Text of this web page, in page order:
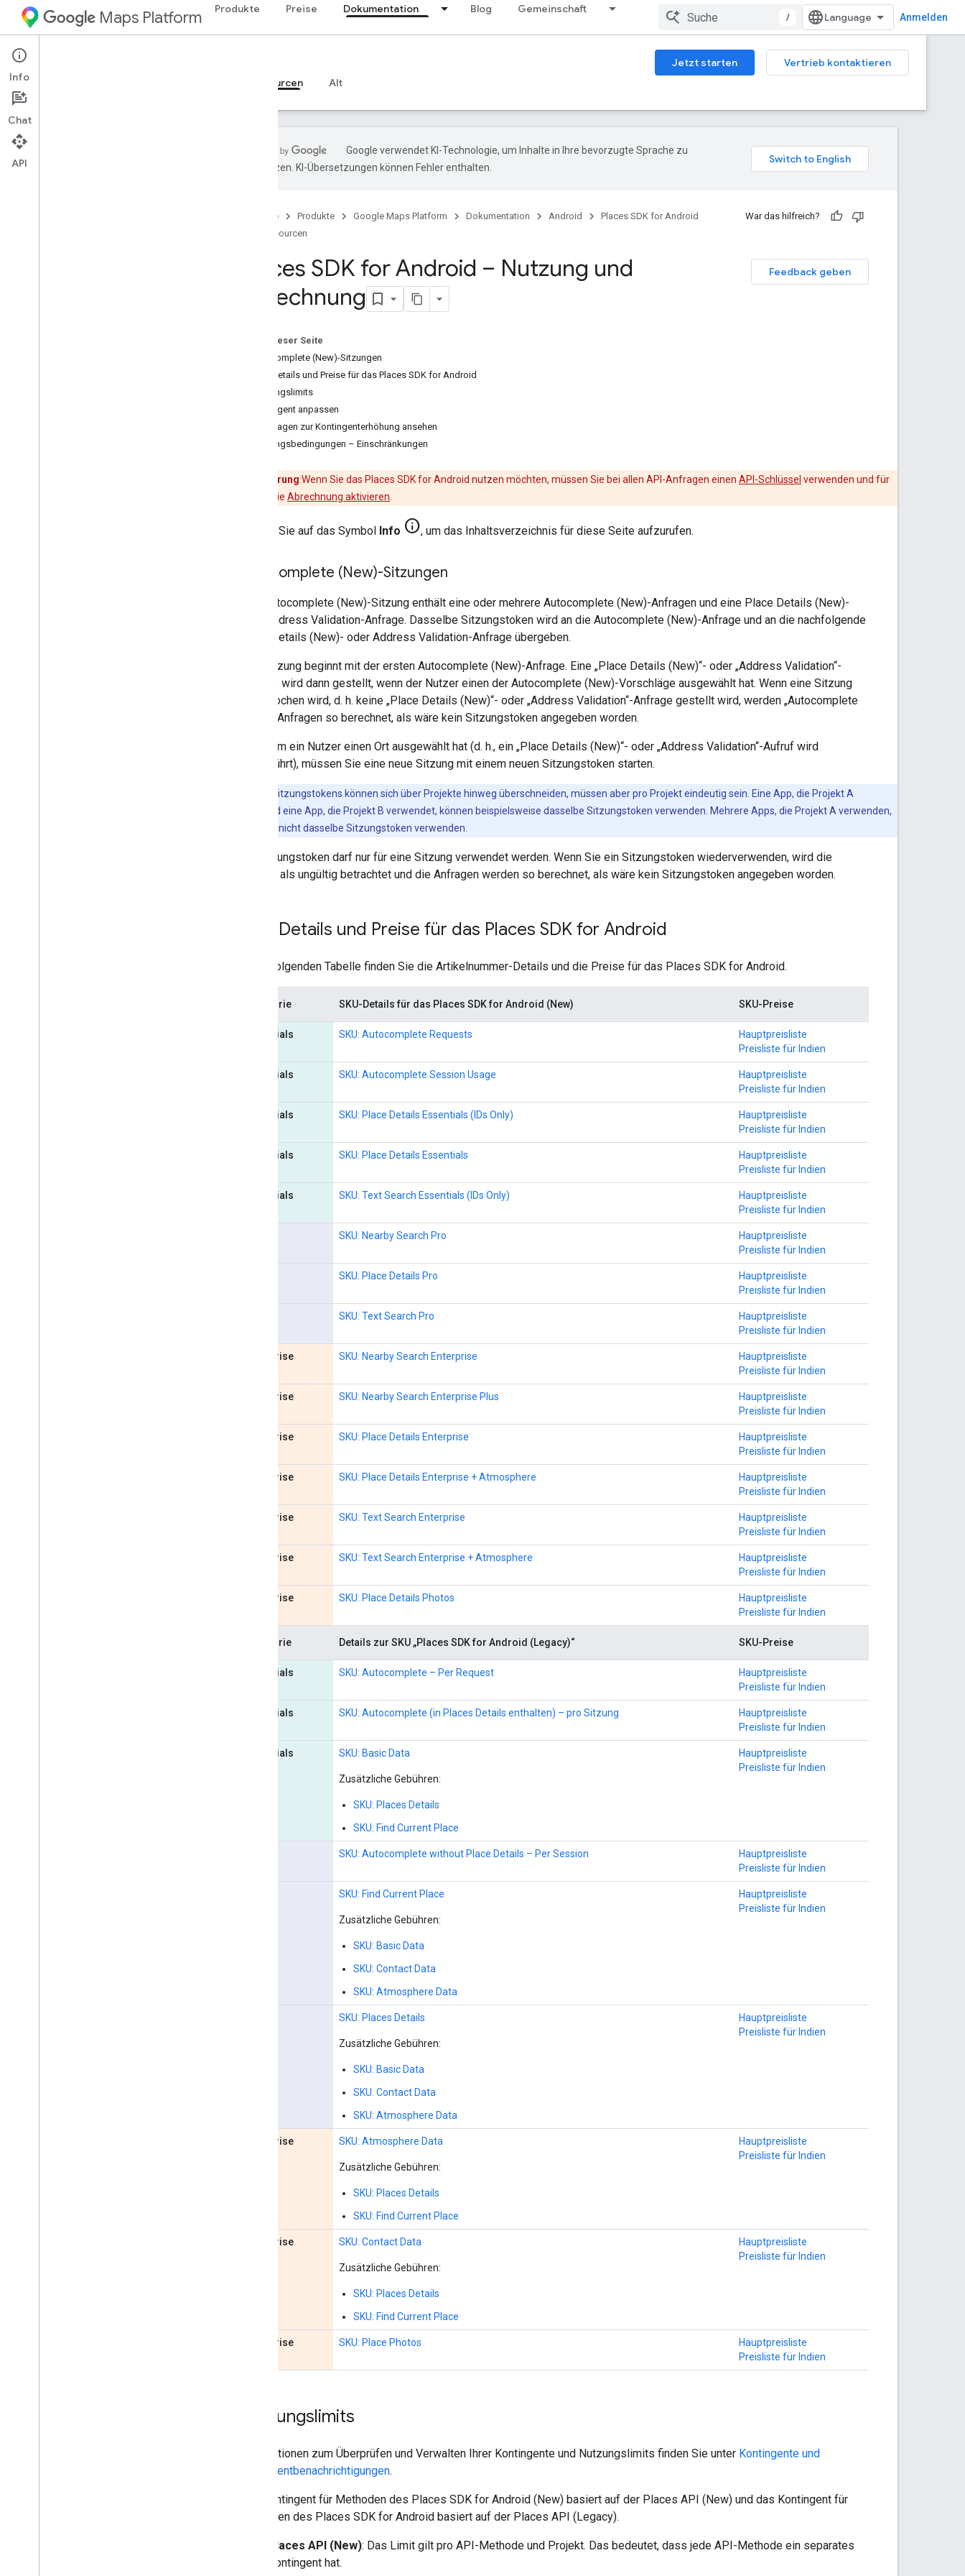
Maps Platform Produkte Preise Dokumentation Blog Gemeinschaft
/ Anmelden
Android Jetzt starten
Vertrieb kontaktieren
Leitfäden
Ressourcen Alt
Google verwendet KI-Technologie, um Inhalte in Ihre bevorzugte Sprache zu
übersetzen. KI-Übersetzungen können Fehler enthalten.
Startseite Produkte Google Maps Platform Dokumentation Android
Places SDK for Android
Ressourcen
War das hilfreich?
Feedback geben
Places SDK for Android – Nutzung und
Abrechnung
Auf dieser Seite
Autocomplete (New)-Sitzungen
SKU-Details und Preise für das Places SDK for Android
Nutzungslimits
Kontingent anpassen
Anfragen zur Kontingenterhöhung ansehen
Nutzungsbedingungen – Einschränkungen
Zur Erinnerung:Wenn Sie das Places SDK for Android nutzen möchten, müssen Sie bei allen API-Anfragen einen API-Schlüssel verwenden und für
jedes Projekt die Abrechnung aktivieren
Klicken Sie auf das Symbol Info Info, um das Inhaltsverzeichnis für diese Seite aufzurufen.
Autocomplete (New)-Sitzungen
Eine Autocomplete (New)-Sitzung enthält eine oder mehrere Autocomplete (New)-Anfragen und eine Place Details (New)-
oder Address Validation-Anfrage. Dasselbe Sitzungstoken wird an die Autocomplete (New)-Anfrage und an die nachfolgende
Place Details (New)- oder Address Validation-Anfrage übergeben.
Eine Sitzung beginnt mit der ersten Autocomplete (New)-Anfrage. Eine „Place Details (New)“- oder „Address Validation“-
Anfrage wird dann gestellt, wenn der Nutzer einen der Autocomplete (New)-Vorschläge ausgewählt hat. Wenn eine Sitzung
abgebrochen wird, d. h. keine „Place Details (New)“- oder „Address Validation“-Anfrage gestellt wird, werden „Autocomplete
(New)“-Anfragen so berechnet, als wäre kein Sitzungstoken angegeben worden.
Nachdem ein Nutzer einen Ort ausgewählt hat (d. h., ein „Place Details (New)“- oder „Address Validation“-Aufruf wird
ausgeführt), müssen Sie eine neue Sitzung mit einem neuen Sitzungstoken starten.
: Sitzungstokens können sich über Projekte hinweg überschneiden, müssen aber pro Projekt eindeutig sein. Eine App, die Projekt A
verwendet, und eine App, die Projekt B verwendet, können beispielsweise dasselbe Sitzungstoken verwenden. Mehrere Apps, die Projekt A verwenden,
können jedoch nicht dasselbe Sitzungstoken verwenden.
Ein Sitzungstoken darf nur für eine Sitzung verwendet werden. Wenn Sie ein Sitzungstoken wiederverwenden, wird die
Sitzung als ungültig betrachtet und die Anfragen werden so berechnet, als wäre kein Sitzungstoken angegeben worden.
SKU-Details und Preise für das Places SDK for Android
In der folgenden Tabelle finden Sie die Artikelnummer-Details und die Preise für das Places SDK for Android.
Kategorie SKU-Details für das Places SDK for Android (New) SKU-Preise
Essentials SKU: Autocomplete Requests
Hauptpreisliste
Preisliste für Indien
Essentials SKU: Autocomplete Session Usage
Hauptpreisliste
Preisliste für Indien
Essentials SKU: Place Details Essentials (IDs Only)
Hauptpreisliste
Preisliste für Indien
Essentials SKU: Place Details Essentials
Hauptpreisliste
Preisliste für Indien
Essentials SKU: Text Search Essentials (IDs Only)
Hauptpreisliste
Preisliste für Indien
SKU: Nearby Search Pro
Hauptpreisliste
Preisliste für Indien
SKU: Place Details Pro
Hauptpreisliste
Preisliste für Indien
SKU: Text Search Pro
Hauptpreisliste
Preisliste für Indien
Enterprise SKU: Nearby Search Enterprise
Hauptpreisliste
Preisliste für Indien
Enterprise SKU: Nearby Search Enterprise Plus
Hauptpreisliste
Preisliste für Indien
Enterprise SKU: Place Details Enterprise
Hauptpreisliste
Preisliste für Indien
Enterprise SKU: Place Details Enterprise + Atmosphere
Hauptpreisliste
Preisliste für Indien
Enterprise SKU: Text Search Enterprise
Hauptpreisliste
Preisliste für Indien
Enterprise SKU: Text Search Enterprise + Atmosphere
Hauptpreisliste
Preisliste für Indien
Enterprise SKU: Place Details Photos
Hauptpreisliste
Preisliste für Indien
Kategorie Details zur SKU „Places SDK for Android (Legacy)“ SKU-Preise
Essentials SKU: Autocomplete – Per Request
Hauptpreisliste
Preisliste für Indien
Essentials SKU: Autocomplete (in Places Details enthalten) – pro Sitzung
Hauptpreisliste
Preisliste für Indien
Essentials SKU: Basic Data
Zusätzliche Gebühren:
SKU: Places Details
SKU: Find Current Place
Hauptpreisliste
Preisliste für Indien
SKU: Autocomplete without Place Details – Per Session
Hauptpreisliste
Preisliste für Indien
SKU: Find Current Place
Zusätzliche Gebühren:
SKU: Basic Data
SKU: Contact Data
SKU: Atmosphere Data
Hauptpreisliste
Preisliste für Indien
SKU: Places Details
Zusätzliche Gebühren:
SKU: Basic Data
SKU: Contact Data
SKU: Atmosphere Data
Hauptpreisliste
Preisliste für Indien
Enterprise SKU: Atmosphere Data
Zusätzliche Gebühren:
SKU: Places Details
SKU: Find Current Place
Hauptpreisliste
Preisliste für Indien
Enterprise SKU: Contact Data
Zusätzliche Gebühren:
SKU: Places Details
SKU: Find Current Place
Hauptpreisliste
Preisliste für Indien
Enterprise SKU: Place Photos
Hauptpreisliste
Preisliste für Indien
Nutzungslimits
Informationen zum Überprüfen und Verwalten Ihrer Kontingente und Nutzungslimits finden Sie unter Kontingente und
Kontingentbenachrichtigungen.
Das Kontingent für Methoden des Places SDK for Android (New) basiert auf der Places API (New) und das Kontingent für
Methoden des Places SDK for Android basiert auf der Places API (Legacy).
Places API (New): Das Limit gilt pro API-Methode und Projekt. Das bedeutet, dass jede API-Methode ein separates
Kontingent hat.
Info
Chat
API